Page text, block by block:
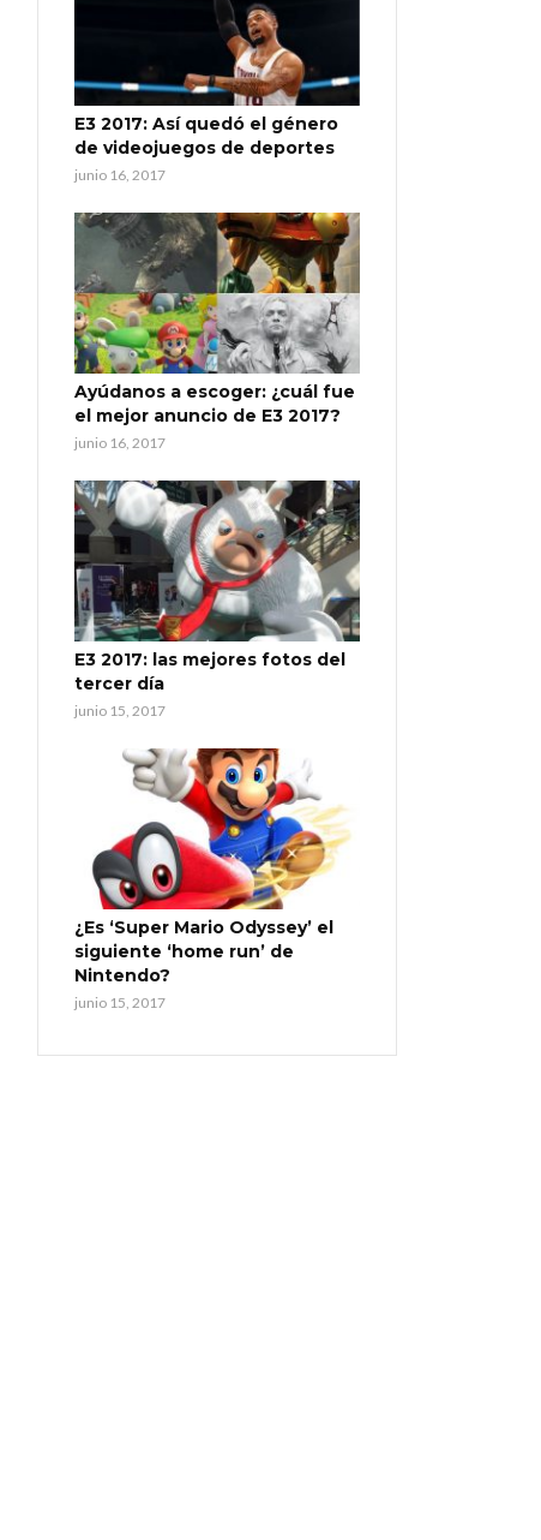
E3 2017: Así quedó el género
de videojuegos de deportes
junio 16, 2017
Ayúdanos a escoger: ¿cuál fue
el mejor anuncio de E3 2017?
junio 16, 2017
E3 2017: las mejores fotos del
tercer día
junio 15, 2017
¿Es ‘Super Mario Odyssey’ el
siguiente ‘home run’ de
Nintendo?
junio 15, 2017